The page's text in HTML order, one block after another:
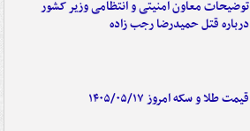
توضیحات معاون امنیتی و انتظامی وزیر کشور
درباره قتل حمیدرضا رجب زاده
قیمت طلا و سکه امروز ۱۴۰۵/۰۵/۱۷